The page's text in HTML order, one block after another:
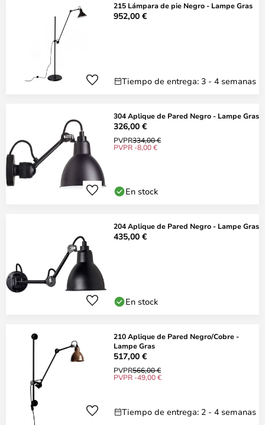
215 Lámpara de pie Negro - Lampe Gras
952,00 €
Tiempo de entrega: 3 - 4 semanas
304 Aplique de Pared Negro - Lampe Gras
326,00 €
PVPR334,00 €
PVPR -8,00 €
En stock
204 Aplique de Pared Negro - Lampe Gras
435,00 €
En stock
210 Aplique de Pared Negro/Cobre -
Lampe Gras
517,00 €
PVPR566,00 €
PVPR -49,00 €
Tiempo de entrega: 2 - 4 semanas